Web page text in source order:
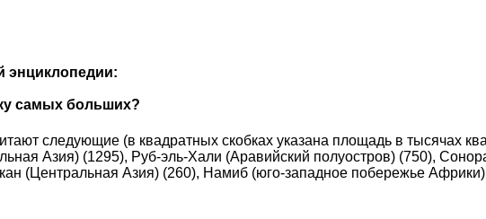
энциклопедии:
самых больших?
следующие (в квадратных скобках указана площадь в тысячах
Азия) (1295), Руб-эль-Хали (Аравийский полуостров) (750),
(Центральная Азия) (260), Намиб (юго-западное побережье